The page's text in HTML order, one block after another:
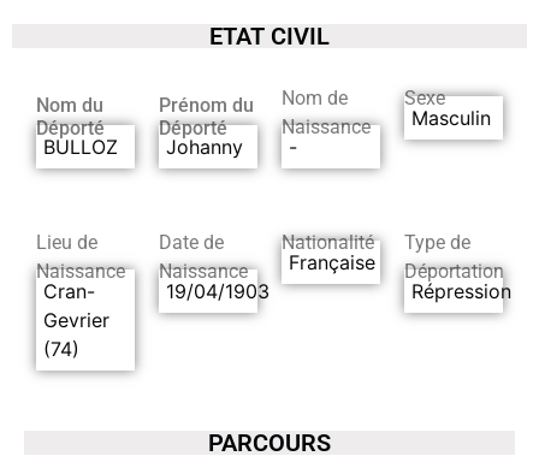
ETAT CIVIL
Nom du
Déporté
BULLOZ
Prénom du
Déporté
Johanny
Nom de
Naissance
-
Sexe
Masculin
Lieu de
Naissance
Cran-
Gevrier
(74)
Date de
Naissance
19/04/1903
Nationalité
Française
Type de
Déportation
Répression
PARCOURS